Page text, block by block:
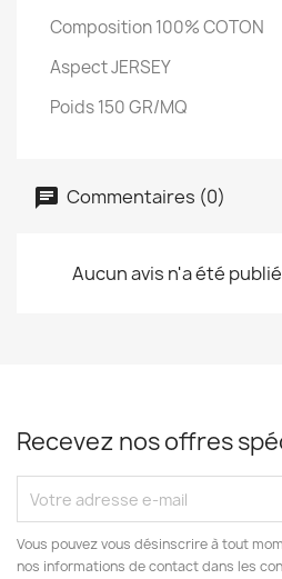
Composition 100% COTON
Aspect JERSEY
Poids 150 GR/MQ
Commentaires (0)
Aucun avis n'a été
Recevez nos offres
Vous pouvez vous désinscrire à tout
nos informations de contact dans les